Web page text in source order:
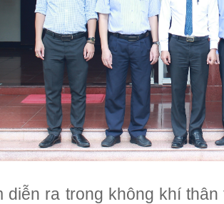
diễn ra trong không khí